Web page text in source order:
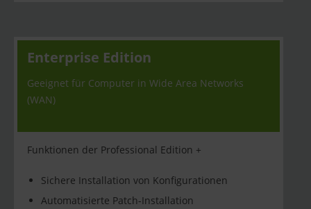
Enterprise Edition
Geeignet für Computer in Wide Area Networks
(WAN)
Funktionen der Professional Edition +
Sichere Installation von Konfigurationen
Automatisierte Patch-Installation